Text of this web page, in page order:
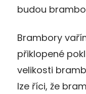
budou
Brambory
přiklopené
velikosti
lze říci, že